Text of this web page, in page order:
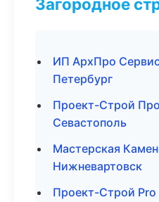
Загородное
ИП АрхПро
Петербург
Проект-Строй
Севастополь
Мастерская
Нижневартовск
Проект-Строй